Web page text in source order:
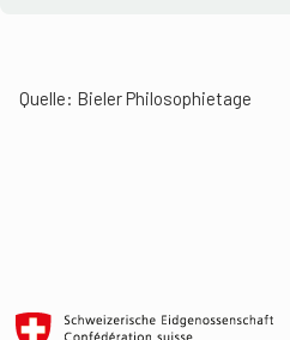
Quelle: Bieler Philosophietage